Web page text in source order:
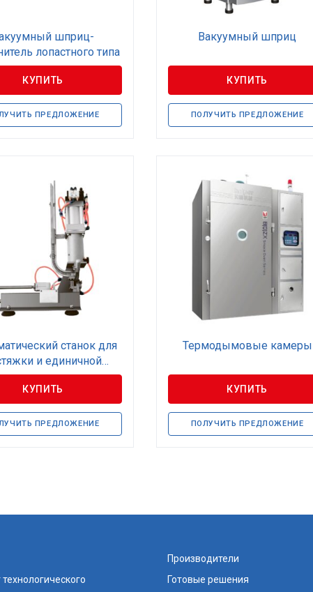
шприц-
лопастного типа
КУПИТЬ
ПРЕДЛОЖЕНИЕ
Вакуумный шприц
КУПИТЬ
ПОЛУЧИТЬ ПРЕДЛОЖЕНИЕ
станок для
и единичной
клипсации
КУПИТЬ
ПРЕДЛОЖЕНИЕ
Термодымовые камеры
КУПИТЬ
ПОЛУЧИТЬ ПРЕДЛОЖЕНИЕ
технологического
Производители
Готовые решения